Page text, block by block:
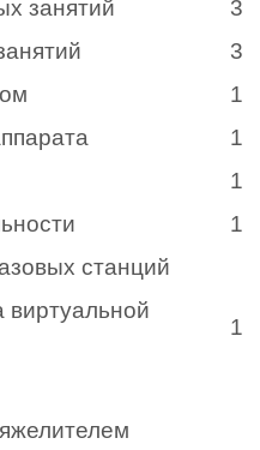
занятий
3
3
1
1
1
1
станций
1